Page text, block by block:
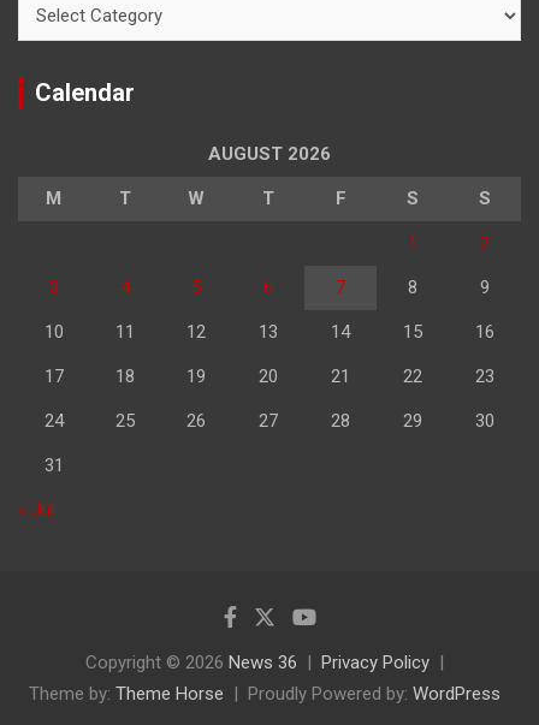
Calendar
AUGUST 2026
M T W T F S S
1 2
3 4 5 6 7 8 9
10 11 12 13 14 15 16
17 18 19 20 21 22 23
24 25 26 27 28 29 30
31
« Jul
Copyright © 2026 News 36
Privacy Policy
Theme by: Theme Horse Proudly Powered by: WordPress